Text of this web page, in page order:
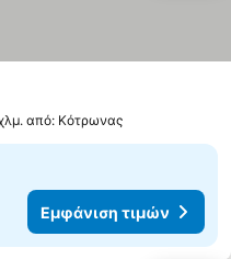
από: Κότρωνας
Εμφάνιση τιμών